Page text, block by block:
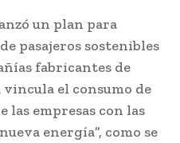
un plan para
pasajeros sostenibles
fabricantes de
vincula el consumo de
las empresas con las
energía”, como se